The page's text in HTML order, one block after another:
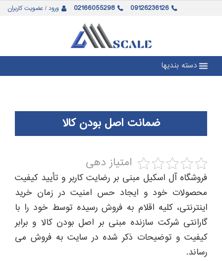
ورود / عضویت کاربران 02166055298 09126236126
دسته بندیها
ضمانت اصل بودن کالا
امتیاز دهی
فروشگاه آل اسکیل مبنی بر رضایت کاربر و تأیید کیفیت
محصولات خود و ایجاد حس امنیت در زمان خرید
اینترنتی، کلیه اقلام به فروش رسیده توسط خود را با
گارانتی شرکت سازنده مبنی بر اصل بودن کالا و برابر
کیفیت و توضیحات ذکر شده در سایت به فروش می
رساند.